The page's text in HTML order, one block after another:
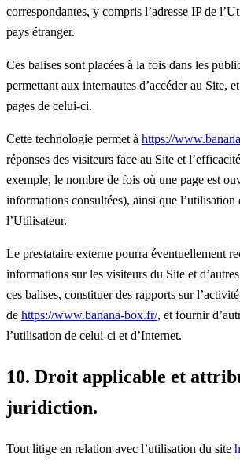
correspondantes, y compris l’adresse IP de
pays étranger.
Ces balises sont placées à la fois dans les
permettant aux internautes d’accéder au Site,
pages de celui-ci.
Cette technologie permet à https://
réponses des visiteurs face au Site et
exemple, le nombre de fois où une page est
informations consultées), ainsi que l’utilisation
l’Utilisateur.
Le prestataire externe pourra éventuellement
informations sur les visiteurs du Site et
ces balises, constituer des rapports sur
de https://www.banana-box.fr/, et fournir
l’utilisation de celui-ci et d’Internet.
10. Droit applicable et
juridiction.
Tout litige en relation avec l’utilisation du site